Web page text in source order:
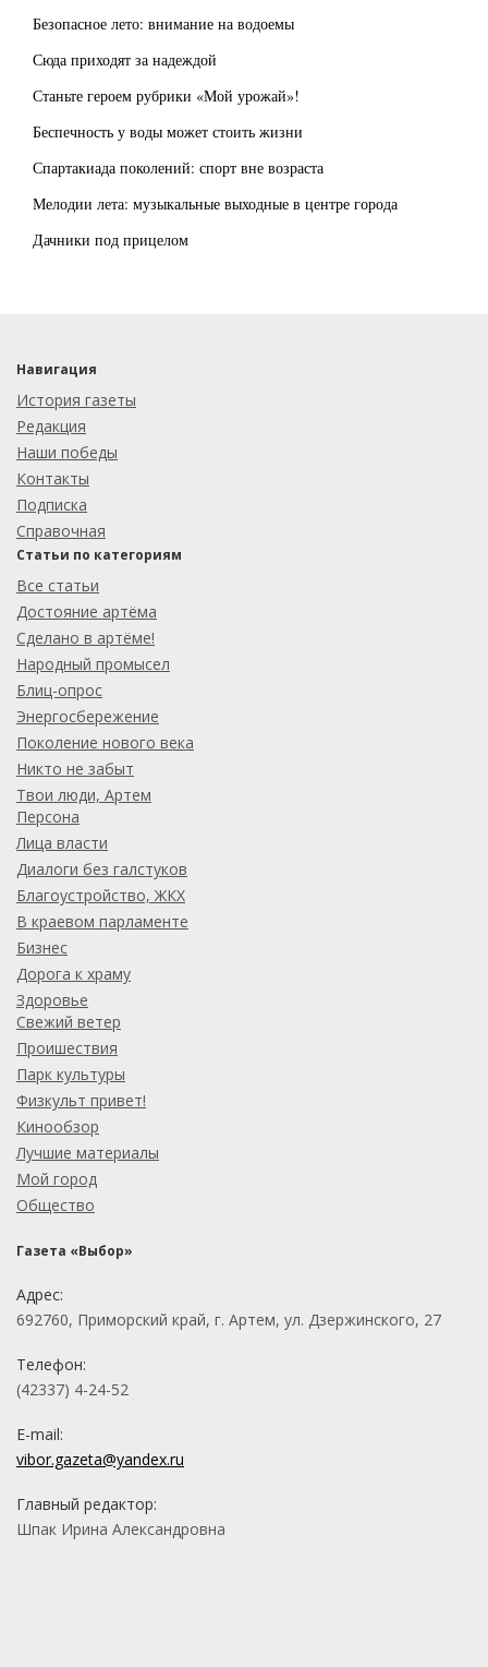
Безопасное лето: внимание на водоемы
Сюда приходят за надеждой
Станьте героем рубрики «Мой урожай»!
Беспечность у воды может стоить жизни
Спартакиада поколений: спорт вне возраста
Мелодии лета: музыкальные выходные в центре города
Дачники под прицелом
Навигация
История газеты
Редакция
Наши победы
Контакты
Подписка
Справочная
Статьи по категориям
Все статьи
Достояние артёма
Сделано в артёме!
Народный промысел
Блиц-опрос
Энергосбережение
Поколение нового века
Никто не забыт
Твои люди, Артем
Персона
Лица власти
Диалоги без галстуков
Благоустройство, ЖКХ
В краевом парламенте
Бизнес
Дорога к храму
Здоровье
Свежий ветер
Проишествия
Парк культуры
Физкульт привет!
Кинообзор
Лучшие материалы
Мой город
Общество
Газета «Выбор»
Адрес:
692760, Приморский край, г. Артем, ул. Дзержинского, 27
Телефон:
(42337) 4-24-52
E-mail:
vibor.gazeta@yandex.ru
Главный редактор:
Шпак Ирина Александровна